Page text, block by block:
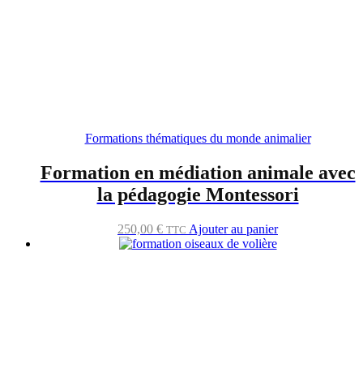
Formations thématiques du monde animalier
Formation en médiation animale avec
la pédagogie Montessori
250,00 € TTC Ajouter au panier